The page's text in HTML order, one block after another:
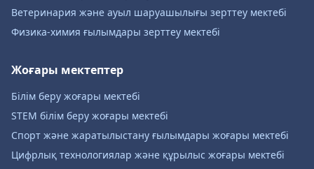
Ветеринария және ауыл шаруашылығы зерттеу мектебі
Физика-химия ғылымдары зерттеу мектебі
Жоғары мектептер
Білім беру жоғары мектебі
STEM білім беру жоғары мектебі
Спорт және жаратылыстану ғылымдары жоғары мектебі
Цифрлық технологиялар және құрылыс жоғары мектебі